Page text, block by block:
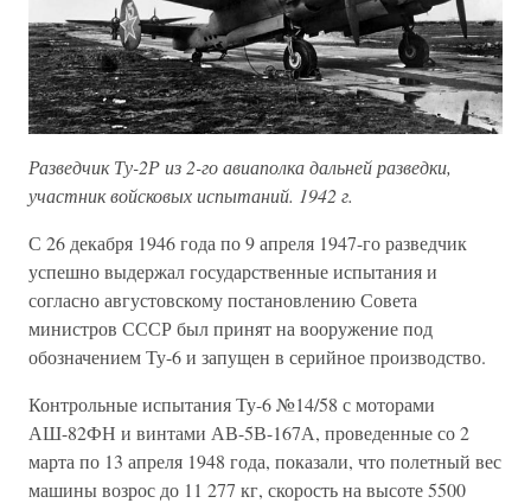
Разведчик Ту-2Р из 2-го авиаполка дальней разведки,
участник войсковых испытаний. 1942 г.
С 26 декабря 1946 года по 9 апреля 1947-го разведчик
успешно выдержал государственные испытания и
согласно августовскому постановлению Совета
министров СССР был принят на вооружение под
обозначением Ту-6 и запущен в серийное производство.
Контрольные испытания Ту-6 №14/58 с моторами
АШ-82ФН и винтами АВ-5В-167А, проведенные со 2
марта по 13 апреля 1948 года, показали, что полетный вес
машины возрос до 11 277 кг, скорость на высоте 5500